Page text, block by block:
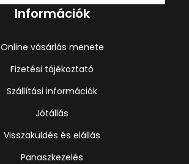
Információk
Online vásárlás menete
Fizetési tájékoztató
Szállítási információk
Jótállás
Visszaküldés és elállás
Panaszkezelés